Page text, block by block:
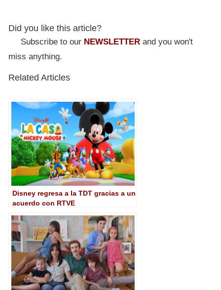
Did you like this article?
Subscribe to our NEWSLETTER and you won't
miss anything.
Related Articles
Disney regresa a la TDT gracias a un
acuerdo con RTVE